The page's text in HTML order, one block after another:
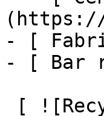
- [
- [ Bar